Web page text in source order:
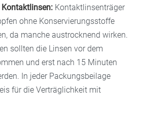
Kontaktlinsenträger
ohne Konservierungsstoffe
da manche austrocknend wirken.
sollten die Linsen vor dem
und erst nach 15 Minuten
In jeder Packungsbeilage
für die Verträglichkeit mit